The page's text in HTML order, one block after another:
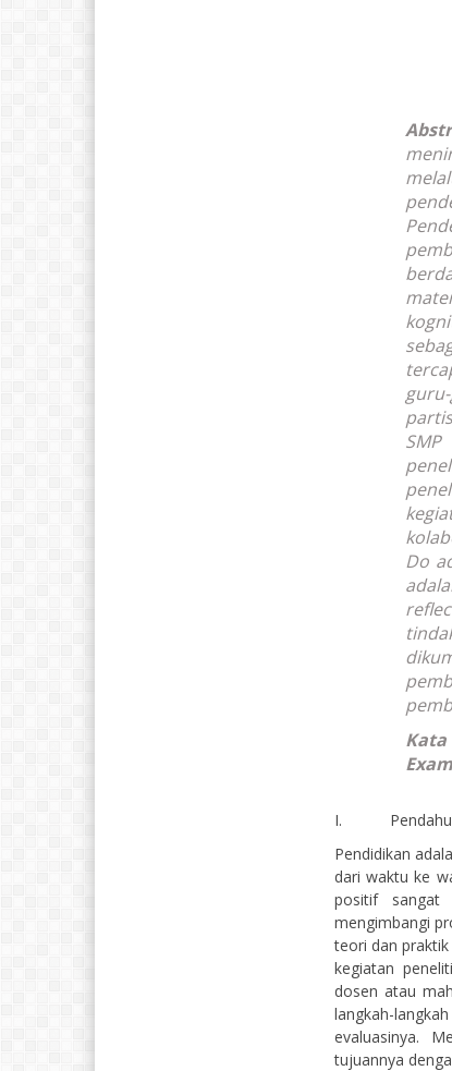
Do
I.
Pendidikan
dari waktu ke
positif sangat
mengimbangi
teori dan
kegiatan
dosen atau
langkah-
evaluasinya.
tujuannya